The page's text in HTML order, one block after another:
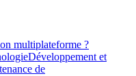
multiplateforme ?
Développement et
de